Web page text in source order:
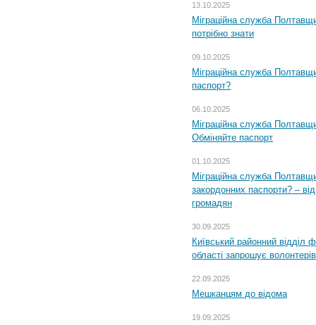
13.10.2025
Міграційна служба
потрібно знати
09.10.2025
Міграційна служба
паспорт?
06.10.2025
Міграційна служба
Обміняйте паспорт
01.10.2025
Міграційна служба
закордонних паспорти? –
громадян
30.09.2025
Київський районний відділ
області запрошує
22.09.2025
Мешканцям до відома
19.09.2025